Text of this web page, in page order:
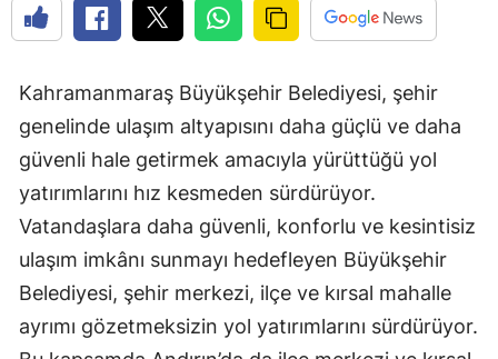
Kahramanmaraş Büyükşehir Belediyesi, şehir
genelinde ulaşım altyapısını daha güçlü ve daha
güvenli hale getirmek amacıyla yürüttüğü yol
yatırımlarını hız kesmeden sürdürüyor.
Vatandaşlara daha güvenli, konforlu ve kesintisiz
ulaşım imkânı sunmayı hedefleyen Büyükşehir
Belediyesi, şehir merkezi, ilçe ve kırsal mahalle
ayrımı gözetmeksizin yol yatırımlarını sürdürüyor.